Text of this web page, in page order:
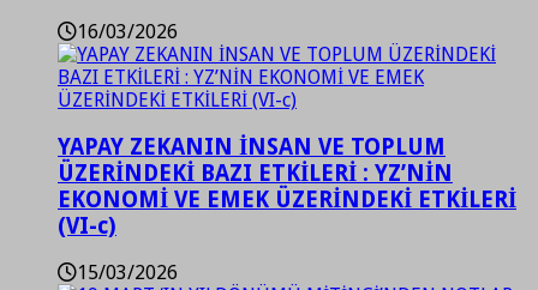
16/03/2026
YAPAY ZEKANIN İNSAN VE TOPLUM
ÜZERİNDEKİ BAZI ETKİLERİ : YZ’NİN
EKONOMİ VE EMEK ÜZERİNDEKİ ETKİLERİ
(VI-c)
15/03/2026